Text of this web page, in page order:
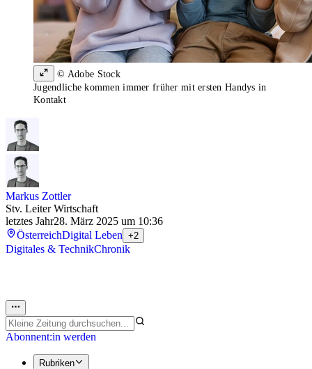
© Adobe Stock
Jugendliche kommen immer früher mit ersten Handys in
Kontakt
Markus Zottler
Stv. Leiter Wirtschaft
letztes Jahr28. März 2025 um 10:36
ÖsterreichDigital Leben +2
Digitales & TechnikChronik
Abonnent:in werden
Rubriken